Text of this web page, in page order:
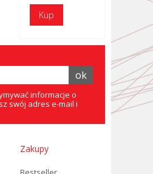
informacje o
swój adres e-mail i
Zakupy